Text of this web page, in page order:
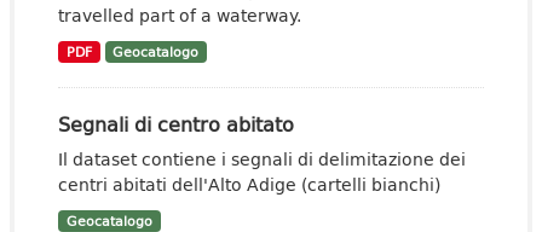
travelled part of a waterway.
PDF Geocatalogo
Segnali di centro abitato
Il dataset contiene i segnali di delimitazione dei
centri abitati dell'Alto Adige (cartelli bianchi)
Geocatalogo